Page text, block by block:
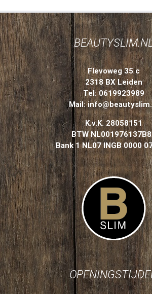
Flevoweg 35 c
2318 BX Leiden
Tel: 0619923989
Mail:
K.v.K.28058151
BTW
Bank 1NL07 INGB 0000